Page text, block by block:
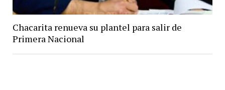
Chacarita renueva su plantel para salir de
Primera Nacional